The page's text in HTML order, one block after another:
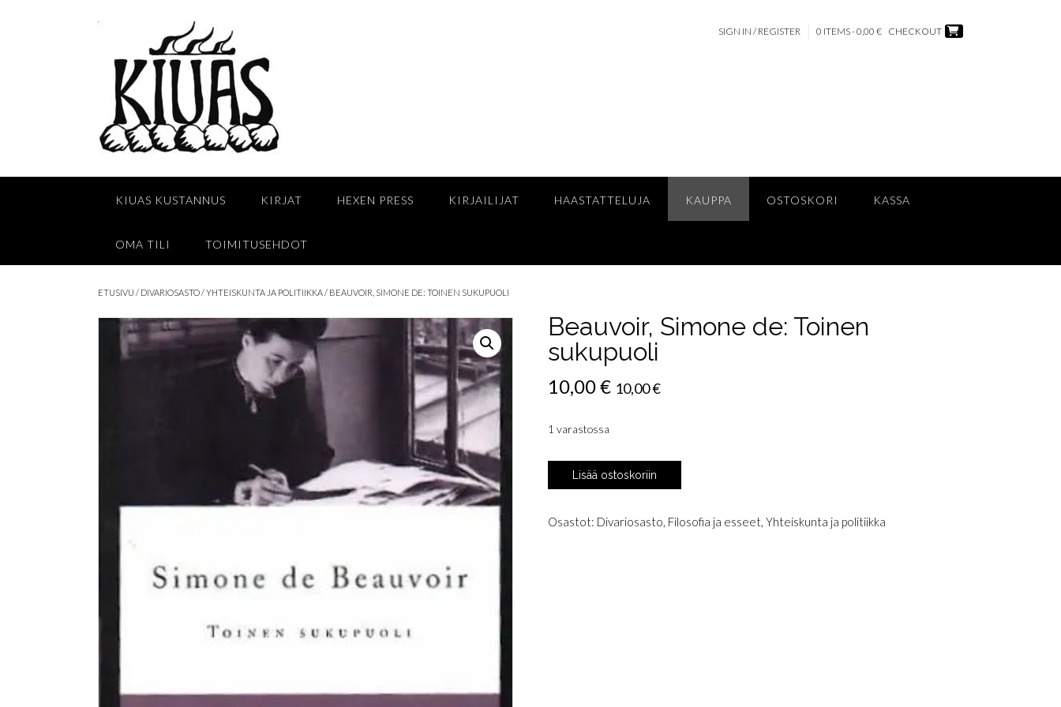
SIGN IN / REGISTER 0 ITEMS - 0,00 € CHECKOUT
KIUAS KUSTANNUS KIRJAT HEXEN PRESS KIRJAILIJAT HAASTATTELUJA KAUPPA OSTOSKORI KASSA
OMA TILI TOIMITUSEHDOT
ETUSIVU / DIVARIOSASTO/YHTEISKUNTA JA POLITIIKKA/ BEAUVOIR, SIMONE DE: TOINEN SUKUPUOLI
Beauvoir, Simone de: Toinen
sukupuoli
10,00€ 10,00€
1 varastossa
Beauvoir,
Simone
Toinen
Lisää ostoskoriin
Osastot: Divariosasto, Filosofia ja esseet, Yhteiskunta ja politiikka